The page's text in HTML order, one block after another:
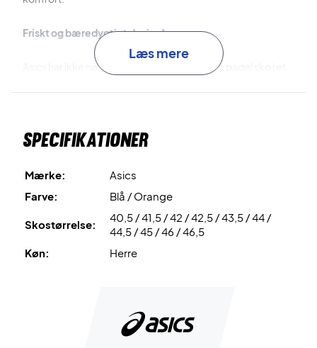
Friskt og bæredygtigt design!
Asics har ikke nøjes med at lave denne herre padel sko i et
Læs mere
Specifikationer
Mærke:
Asics
Farve:
Blå / Orange
Skostørrelse:
40,5 / 41,5 / 42 / 42,5 / 43,5 / 44 /
44,5 / 45 / 46 / 46,5
Køn:
Herre